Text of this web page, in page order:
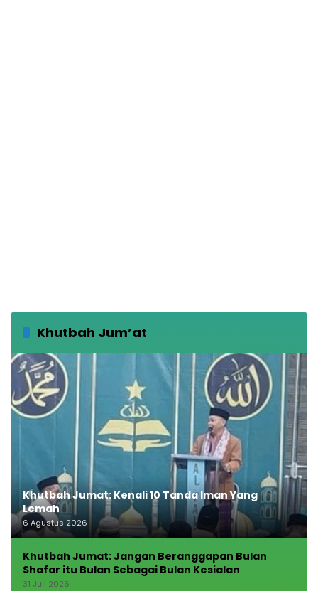
Khutbah Jum’at
Khutbah Jumat: Kenali 10 Tanda Iman Yang
Lemah
6 Agustus 2026
Khutbah Jumat: Jangan Beranggapan Bulan
Shafar itu Bulan Sebagai Bulan Kesialan
31 Juli 2026